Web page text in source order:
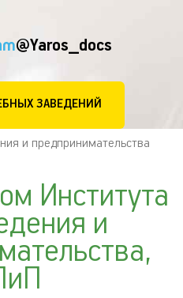
@Yaros_docs
ЗАВЕДЕНИЙ
и предпринимательства
Института
и